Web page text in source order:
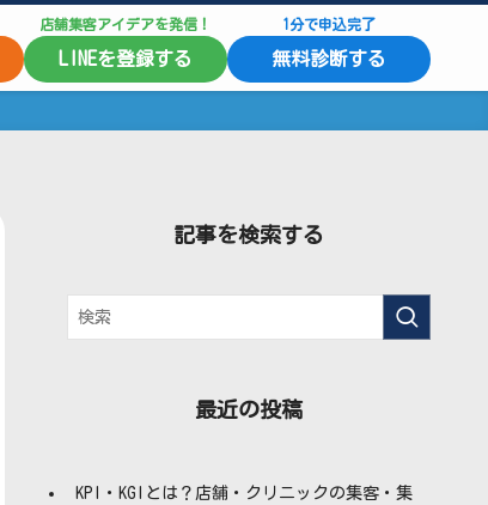
店舗集客アイデアを発信！
LINEを登録する
1分で申込完了
無料診断する
記事を検索する
最近の投稿
KPI・KGIとは？店舗・クリニックの集客・集